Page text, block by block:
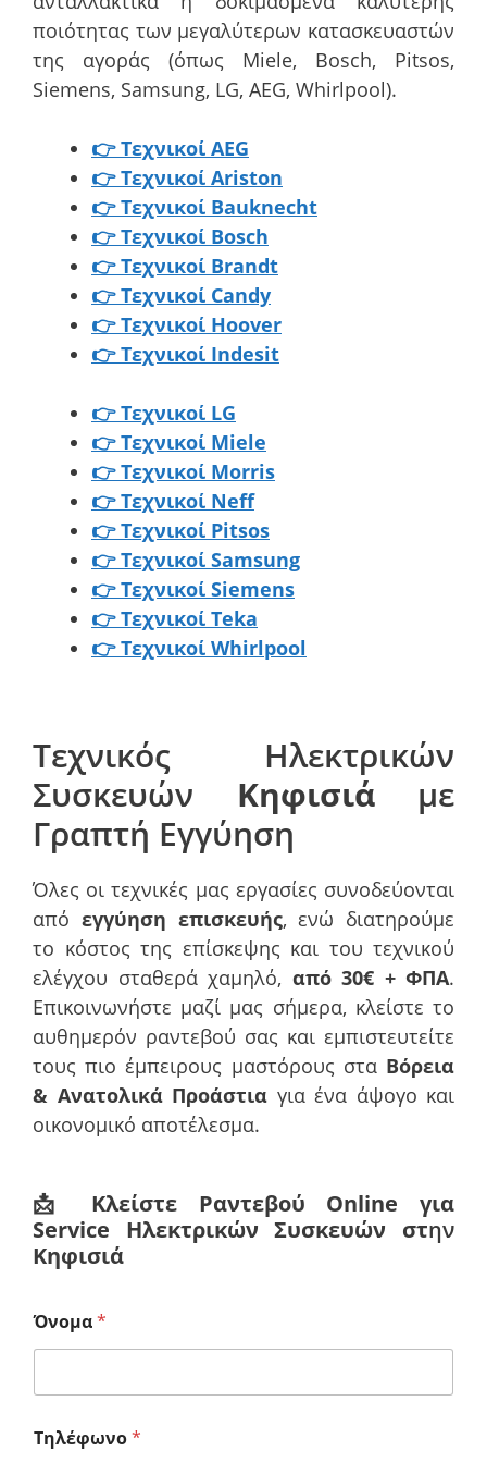
ποιότητας των μεγαλύτερων κατασκευαστών
της αγοράς (όπως Miele, Bosch, Pitsos,
Siemens, Samsung, LG, AEG, Whirlpool).
👉 Τεχνικοί AEG
👉 Τεχνικοί Ariston
👉 Τεχνικοί Bauknecht
👉 Τεχνικοί Bosch
👉 Τεχνικοί Brandt
👉 Τεχνικοί Candy
👉 Τεχνικοί Hoover
👉 Τεχνικοί Indesit
👉 Τεχνικοί LG
👉 Τεχνικοί Miele
👉 Τεχνικοί Morris
👉 Τεχνικοί Neff
👉 Τεχνικοί Pitsos
👉 Τεχνικοί Samsung
👉 Τεχνικοί Siemens
👉 Τεχνικοί Teka
👉 Τεχνικοί Whirlpool
Τεχνικός Ηλεκτρικών
Συσκευών Κηφισιάμε
Γραπτή Εγγύηση
Όλες οι τεχνικές μας εργασίες συνοδεύονται
από εγγύηση επισκευής, ενώ διατηρούμε
το κόστος της επίσκεψης και του τεχνικού
ελέγχου σταθερά χαμηλό, από 30€ + ΦΠΑ.
Επικοινωνήστε μαζί μας σήμερα, κλείστε το
αυθημερόν ραντεβού σας και εμπιστευτείτε
τους πιο έμπειρους μαστόρους στα Βόρεια
& Ανατολικά Προάστια για ένα άψογο και
οικονομικό αποτέλεσμα.
📩 Κλείστε Ραντεβού Online για
Service Ηλεκτρικών Συσκευών στην
Κηφισιά
Όνομα*
Τηλέφωνο*